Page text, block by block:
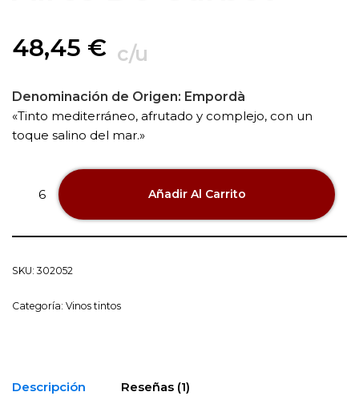
48,45 € c/u
Denominación de Origen: Empordà
«Tinto mediterráneo, afrutado y complejo, con un
toque salino del mar.»
Añadir Al Carrito
SKU: 302052
Categoría: Vinos tintos
Descripción Reseñas (1)